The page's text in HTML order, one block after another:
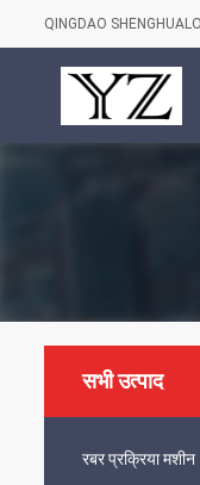
QINGDAO
सभी उत्पाद
रबर प्रक्रिया मशीन